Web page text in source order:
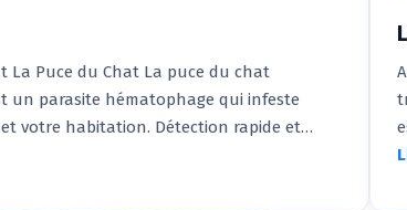
La Puce du Chat La puce du chat
un parasite hématophage qui infeste
votre habitation. Détection rapide et…